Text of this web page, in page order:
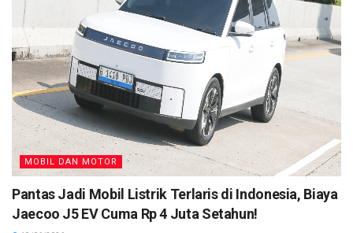
MOBIL DAN MOTOR
Pantas Jadi Mobil Listrik Terlaris di Indonesia, Biaya
Jaecoo J5 EV Cuma Rp 4 Juta Setahun!